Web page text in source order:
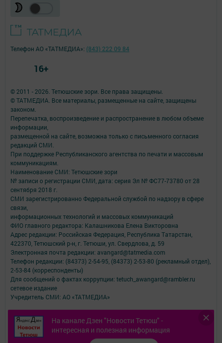
На канале Дзен "Новости Тетюш" -
интересная и полезная информация
© 2011 - 2026. Тетюшские зори. Все права защищены.
© ТАТМЕДИА. Все материалы, размещенные на сайте, защищены
законом.
Перепечатка, воспроизведение и распространение в любом объеме
информации,
размещенной на сайте, возможна только с письменного согласия
редакций СМИ.
При поддержке Республиканского агентства по печати и массовым
коммуникациям.
Наименование СМИ: Тетюшские зори
№ записи о регистрации СМИ, дата: серия Эл № ФС77-73780 от 28
сентября 2018 г.
СМИ зарегистрированно Федеральной службой по надзору в сфере
связи,
информационных технологий и массовых коммуникаций
ФИО главного редактора: Калашникова Елена Викторовна
Адрес редакции: Российская Федерация, Республика Татарстан,
422370, Тетюшский р-н, г. Тетюши, ул. Свердлова, д. 59
Электронная почта редакции: avangard@tatmedia.com
Телефон редакции: (84373) 2-54-95, (84373) 2-53-80 (рекламный отдел),
2-53-84 (корреспонденты)
Для сообщений о фактах коррупции: tetuch_awangard@rambler.ru
сетевое издание
Учредитель СМИ: АО «ТАТМЕДИА»
Антикоррупционная политика
АО «ТАТМЕДИА» использует «cookie»для персонализации сервисов и
удобства пользователей сайтом.
Телефон АО «ТАТМЕДИА»: (843) 222 09 84
16+